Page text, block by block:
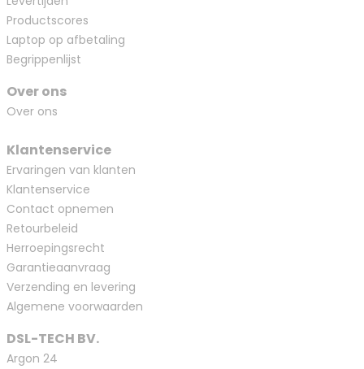
Productscores
Laptop op afbetaling
Begrippenlijst
Over ons
Over ons
Klantenservice
Ervaringen van klanten
Klantenservice
Contact opnemen
Retourbeleid
Herroepingsrecht
Garantieaanvraag
Verzending en levering
Algemene voorwaarden
DSL-TECH BV.
Argon 24